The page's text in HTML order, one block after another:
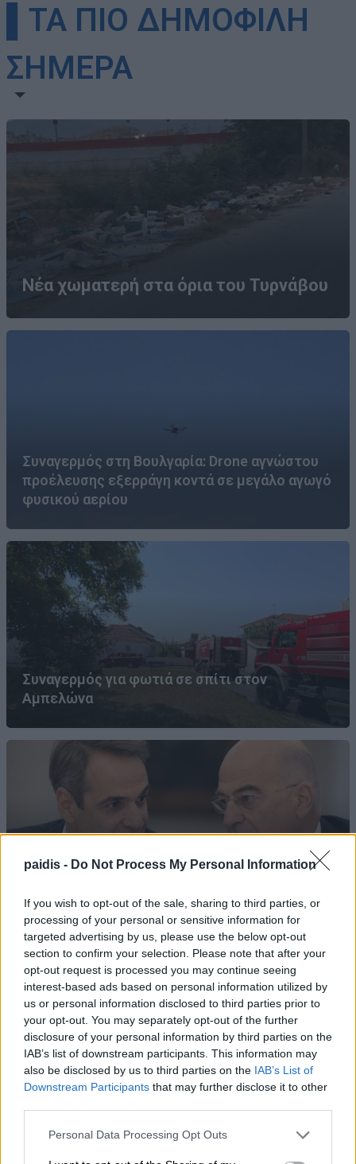
paidis - Do Not Process My Personal Information
If you wish to opt-out of the sale, sharing to third parties, or
processing of your personal or sensitive information for
targeted advertising by us, please use the below opt-out
section to confirm your selection. Please note that after your
opt-out request is processed you may continue seeing
interest-based ads based on personal information utilized by
us or personal information disclosed to third parties prior to
your opt-out. You may separately opt-out of the further
disclosure of your personal information by third parties on the
IAB’s list of downstream participants. This information may
also be disclosed by us to third parties on the IAB’s List of
Downstream Participants that may further disclose it to other
Personal Data Processing Opt Outs
▌ΤΑ ΠΙΟ ΔΗΜΟΦΙΛΗ
ΣΗΜΕΡΑ
Νέα χωματερή στα όρια του Τυρνάβου
Συναγερμός στη Βουλγαρία: Drone αγνώστου
προέλευσης εξερράγη κοντά σε μεγάλο αγωγό
φυσικού αερίου
Συναγερμός για φωτιά σε σπίτι στον
Αμπελώνα
Αγοράζουμε όπλα, όχι όμως εθνική αυτονομία